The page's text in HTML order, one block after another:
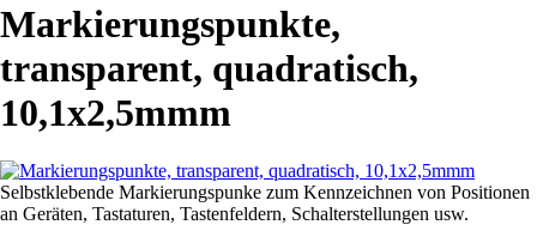
Markierungspunkte,
transparent, quadratisch,
10,1x2,5mmm
Selbstklebende Markierungspunke zum Kennzeichnen von Positionen
an Geräten, Tastaturen, Tastenfeldern, Schalterstellungen usw.